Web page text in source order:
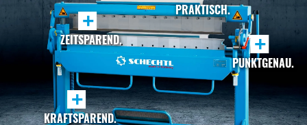
+
ZEITSPAREND.
PRAKTISCH.
+
KRAFTSPAREND.
+
PUNKTGENAU.